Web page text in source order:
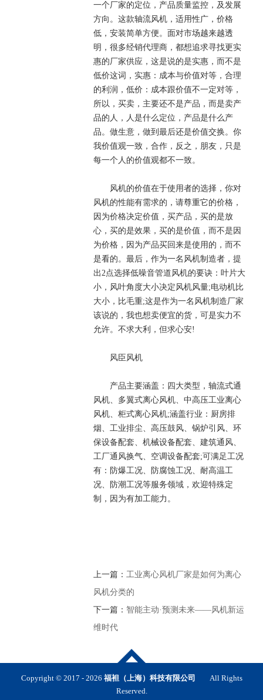
一个厂家的定位，产品质量监控，及发展
方向。这款轴流风机，适用性广，价格
低，安装简单方便。面对市场越来越透
明，很多经销代理商，都想追求寻找更实
惠的厂家供应，这是说的是实惠，而不是
低价这词，实惠：成本与价值对等，合理
的利润，低价：成本跟价值不一定对等，
所以，买卖，主要还不是产品，而是卖产
品的人，人是什么定位，产品是什么产
品。做生意，做到最后还是价值交换。你
我价值观一致，合作，反之，朋友，只是
每一个人的价值观都不一致。
风机的价值在于使用者的选择，你对
风机的性能有需求的，请尊重它的价格，
因为价格决定价值，买产品，买的是放
心，买的是效果，买的是价值，而不是因
为价格，因为产品买回来是使用的，而不
是看的。最后，作为一名风机制造者，提
出2点选择低噪音管道风机的要诀：叶片大
小，风叶角度大小决定风机风量;电动机比
大小，比毛重;这是作为一名风机制造厂家
该说的，我也想卖便宜的货，可是实力不
允许。不求大利，但求心安!
风臣风机
产品主要涵盖：四大类型，轴流式通
风机、多翼式离心风机、中高压工业离心
风机、柜式离心风机;涵盖行业：厨房排
烟、工业排尘、高压鼓风、锅炉引风、环
保设备配套、机械设备配套、建筑通风、
工厂通风换气、空调设备配套;可满足工况
有：防爆工况、防腐蚀工况、耐高温工
况、防潮工况等服务领域，欢迎特殊定
制，因为有加工能力。
上一篇：工业离心风机厂家是如何为离心
风机分类的
下一篇： 智能主动·预测未来——风机新运
维时代
Copyright © 2017 - 2026 福袒（上海）科技有限公司
All Rights
Reserved.